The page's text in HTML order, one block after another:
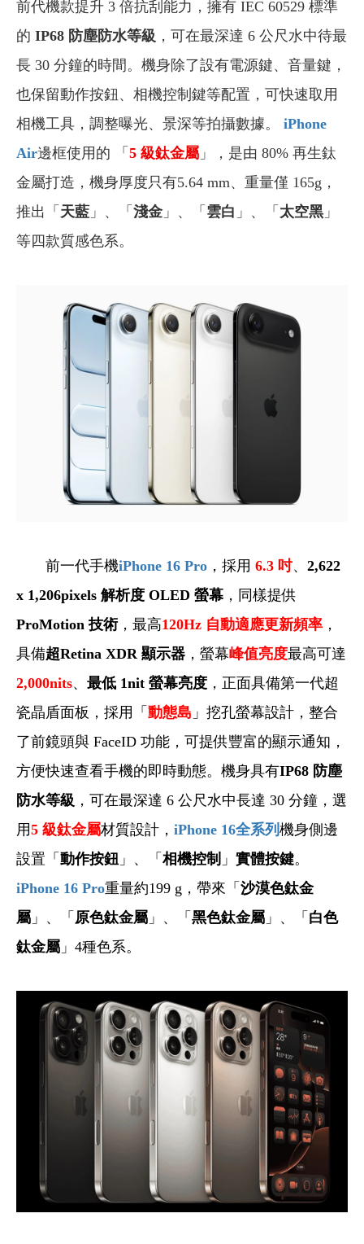
前代機款提升 3 倍抗刮能力，擁有 IEC 60529 標準
的 IP68 防塵防水等級 ，可在最深達 6 公尺水中待最
長 30 分鐘的時間。機身除了設有電源鍵、音量鍵，
也保留動作按鈕、相機控制鍵等配置，可快速取用
相機工具，調整曝光、景深等拍攝數據。 iPhone
Air邊框使用的 「 5 級鈦金屬 」，是由 80% 再生鈦
金屬打造，機身厚度只有5.64 mm、重量僅 165g，
推出「 天藍 」、「 淺金 」、「 雲白 」、「 太空黑 」
等四款質感色系。
前一代手機iPhone 16 Pro ，採用 6.3 吋、 2,622
x 1,206pixels 解析度 OLED 螢幕，同樣提供
ProMotion 技術，最高120Hz 自動適應更新頻率 ，
具備超Retina XDR 顯示器 ，螢幕峰值亮度最高可達
2,000nits、 最低 1nit 螢幕亮度 ，正面具備第一代超
瓷晶盾面板，採用「 動態島 」挖孔螢幕設計，整合
了前鏡頭與 FaceID 功能，可提供豐富的顯示通知，
方便快速查看手機的即時動態。 機身具有IP68 防塵
防水等級 ，可在最深達 6 公尺水中長達 30 分鐘，選
用5 級鈦金屬材質設計， iPhone 16全系列 機身側邊
設置「 動作按鈕 」、「 相機控制 」 實體按鍵。
iPhone 16 Pro重量約199 g，帶來「 沙漠色鈦金
屬 」、「 原色鈦金屬 」、「 黑色鈦金屬 」、「 白色
鈦金屬 」4種色系。